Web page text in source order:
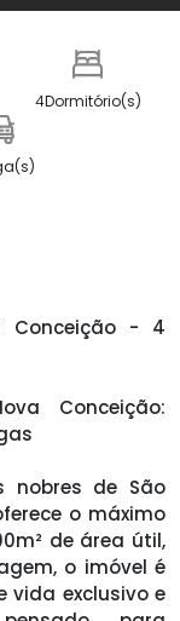
4Dormitório(s)
Conceição - 4
Conceição:
nobres de São
o máximo
de área útil,
o imóvel é
vida exclusivo e